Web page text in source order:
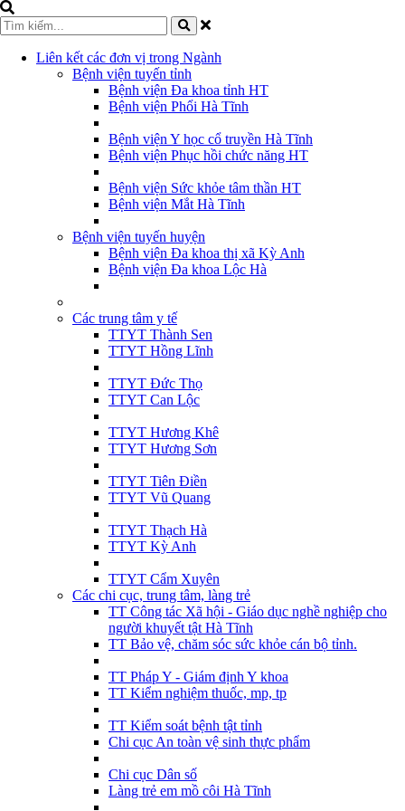
Liên kết các đơn vị trong Ngành
Bệnh viện tuyến tỉnh
Bệnh viện Đa khoa tỉnh HT
Bệnh viện Phổi Hà Tĩnh
Bệnh viện Y học cổ truyền Hà Tĩnh
Bệnh viện Phục hồi chức năng HT
Bệnh viện Sức khỏe tâm thần HT
Bệnh viện Mắt Hà Tĩnh
Bệnh viện tuyến huyện
Bệnh viện Đa khoa thị xã Kỳ Anh
Bệnh viện Đa khoa Lộc Hà
Các trung tâm y tế
TTYT Thành Sen
TTYT Hồng Lĩnh
TTYT Đức Thọ
TTYT Can Lộc
TTYT Hương Khê
TTYT Hương Sơn
TTYT Tiên Điền
TTYT Vũ Quang
TTYT Thạch Hà
TTYT Kỳ Anh
TTYT Cẩm Xuyên
Các chi cục, trung tâm, làng trẻ
TT Công tác Xã hội - Giáo dục nghề nghiệp cho
người khuyết tật Hà Tĩnh
TT Bảo vệ, chăm sóc sức khỏe cán bộ tỉnh.
TT Pháp Y - Giám định Y khoa
TT Kiểm nghiệm thuốc, mp, tp
TT Kiểm soát bệnh tật tỉnh
Chi cục An toàn vệ sinh thực phẩm
Chi cục Dân số
Làng trẻ em mồ côi Hà Tĩnh